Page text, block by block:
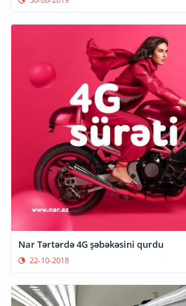
Nar Tərtərdə 4G şəbəkəsini qurdu
22-10-2018